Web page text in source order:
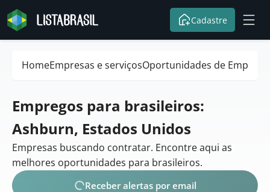
Cadastre
HomeEmpresas e serviçosOportunidades de Emprego
Empregos para brasileiros:
Ashburn, Estados Unidos
Empresas buscando contratar. Encontre aqui as
melhores oportunidades para brasileiros.
Receber alertas por email